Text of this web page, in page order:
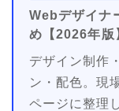
Webデザイナ
め【2026年版
デザイン制作
ン・配色。現
ページに整理